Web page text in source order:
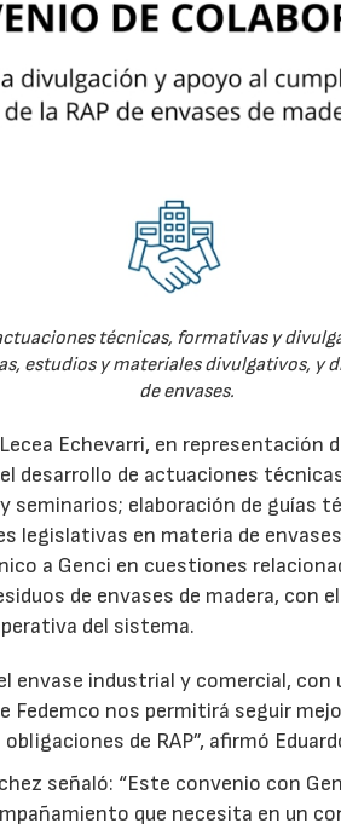
técnicas, formativas y
estudios y materiales divulgativos, y
de envases.
Echevarri, en representación
desarrollo de actuaciones
seminarios; elaboración de guías
legislativas en materia de
a Genci en cuestiones
de envases de madera, con
del sistema.
envase industrial y comercial,
Fedemco nos permitirá seguir
de RAP”, afirmó
señaló: “Este convenio con
que necesita en un